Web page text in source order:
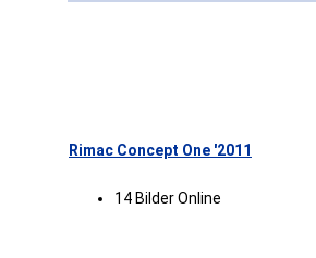
Rimac Concept One '2011
14 Bilder Online